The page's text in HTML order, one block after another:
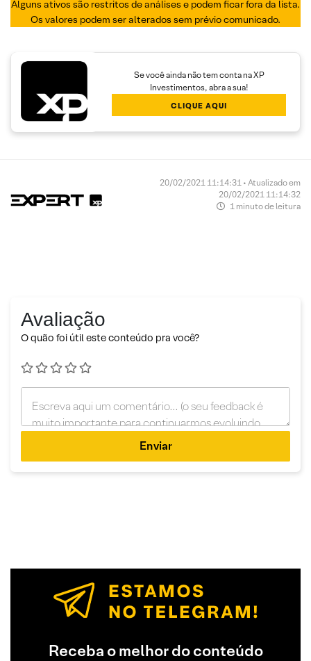
Alguns ativos são restritos de análises e podem ficar fora da lista.
Os valores podem ser alterados sem prévio comunicado.
Se você ainda não tem conta na XP
Investimentos, abra a sua!
CLIQUE AQUI
20/02/2021 11:14:31 • Atualizado em
20/02/2021 11:14:32
1 minuto de leitura
Avaliação
O quão foi útil este conteúdo pra você?
Enviar
Receba o melhor do conteúdo